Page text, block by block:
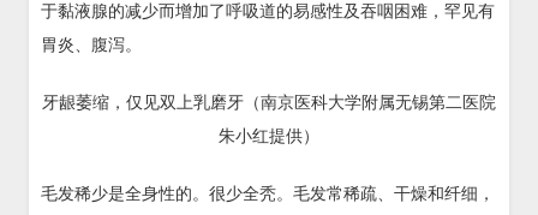
于黏液腺的减少而增加了呼吸道的易感性及吞咽困难，罕见有
胃炎、腹泻。
牙龈萎缩，仅见双上乳磨牙（南京医科大学附属无锡第二医院
朱小红提供）
毛发稀少是全身性的。很少全秃。毛发常稀疏、干燥和纤细，